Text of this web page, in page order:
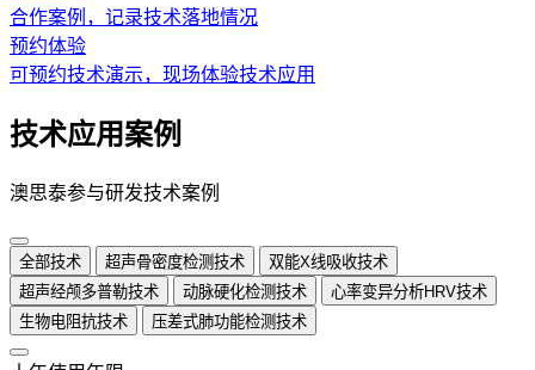
合作案例，记录技术落地情况
预约体验
可预约技术演示，现场体验技术应用
技术应用案例
澳思泰参与研发技术案例
全部技术 超声骨密度检测技术
双能X线吸收技术
超声经颅多普勒技术
动脉硬化检测技术
心率变异分析HRV技术
生物电阻抗技术
压差式肺功能检测技术